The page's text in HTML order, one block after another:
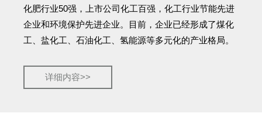
化肥行业50强，上市公司化工百强，化工行业节能先进
企业和环境保护先进企业。目前，企业已经形成了煤化
工、盐化工、石油化工、氢能源等多元化的产业格局。
详细内容>>